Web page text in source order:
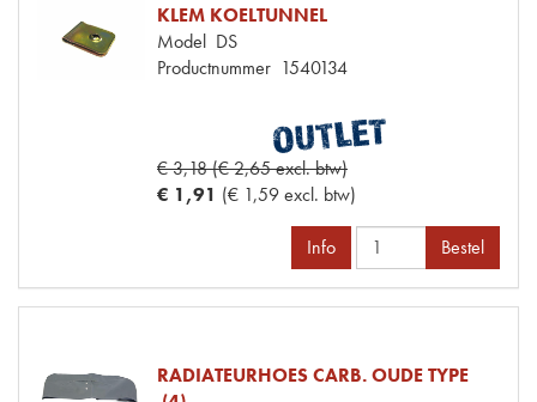
KLEM KOELTUNNEL
Model DS
Productnummer 1540134
€ 3,18 (€ 2,65 excl. btw)
€ 1,91 (€ 1,59 excl. btw)
Info Bestel
RADIATEURHOES CARB. OUDE TYPE